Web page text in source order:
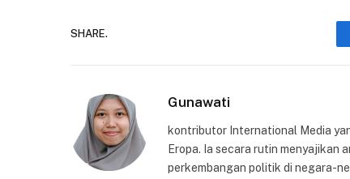
SHARE.
Gunawati
kontributor International Media
Eropa. Ia secara rutin menyajikan
perkembangan politik di negara-